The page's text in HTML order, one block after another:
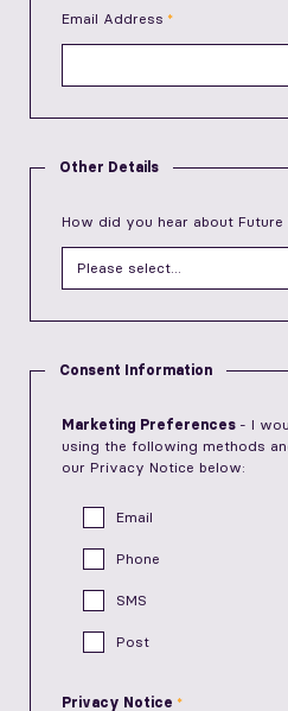
Email Address
Other Details
How did you hear about Future
Consent Information
Marketing Preferences - I
using the following methods
our Privacy Notice below:
Email
Phone
SMS
Post
Privacy Notice